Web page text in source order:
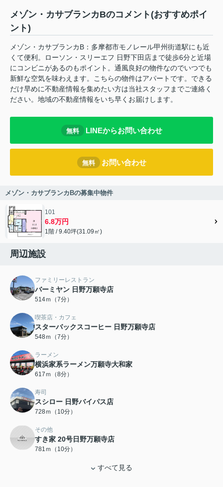
メゾン・カサブランカBのコメント(おすすめポイ
ント)
メゾン・カサブランカB：多摩都市モノレール甲州街道駅にも近
くて便利。ローソン・スリーエフ 日野下田店まで徒歩6分と近場
にコンビニがあるのもポイント。通風良好の物件なのでいつでも
新鮮な空気を味わえます。こちらの物件はアパートです。できる
だけ早めに不動産情報を集めたい方は当社スタッフまでご連絡く
ださい。地域の不動産情報をいち早くお届けします。
無料 LINEからお問い合わせ
無料 お問い合わせ
メゾン・カサブランカBの募集中物件
101
6.8万円
1階 / 9.40坪(31.09㎡)
周辺施設
ファミリーレストラン
バーミヤン 日野万願寺店
514ｍ（7分）
喫茶店・カフェ
スターバックスコーヒー 日野万願寺店
548ｍ（7分）
ラーメン
横浜家系ラーメン万願寺大和家
617ｍ（8分）
寿司
スシロー 日野バイパス店
728ｍ（10分）
その他
すき家 20号日野万願寺店
781ｍ（10分）
すべて見る